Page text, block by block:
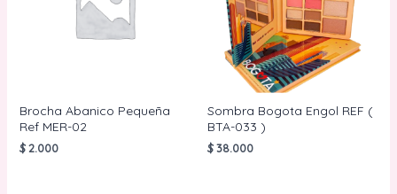
Brocha Abanico Pequeña
Ref MER-02
$2.000
Sombra Bogota Engol REF (
BTA-033 )
$38.000